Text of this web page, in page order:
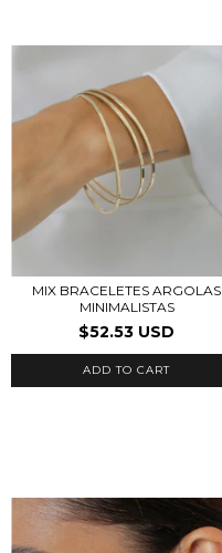
MIX BRACELETES ARGOLAS
MINIMALISTAS
$52.53 USD
ADD TO CART